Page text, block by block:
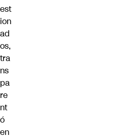
est
ion
ad
os,
tra
ns
pa
re
nt
ó
en